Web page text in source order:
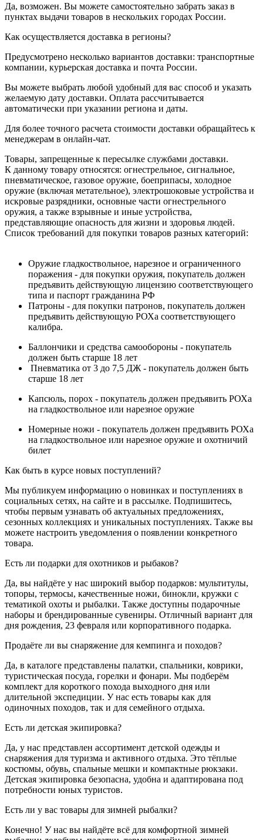
Да, возможен. Вы можете самостоятельно забрать заказ в
пунктах выдачи товаров в нескольких городах России.
Как осуществляется доставка в регионы?
Предусмотрено несколько вариантов доставки: транспортные
компании, курьерская доставка и почта России.
Вы можете выбрать любой удобный для вас способ и указать
желаемую дату доставки. Оплата рассчитывается
автоматически при указании региона и даты.
Для более точного расчета стоимости доставки обращайтесь к
менеджерам в онлайн-чат.
Товары, запрещенные к пересылке службами доставки.
К данному товару относятся: огнестрельное, сигнальное,
пневматическое, газовое оружие, боеприпасы, холодное
оружие (включая метательное), электрошоковые устройства и
искровые разрядники, основные части огнестрельного
оружия, а также взрывные и иные устройства,
представляющие опасность для жизни и здоровья людей.
Список требований для покупки товаров разных категорий:
Оружие гладкоствольное, нарезное и ограниченного
поражения - для покупки оружия, покупатель должен
предъявить действующую лицензию соответствующего
типа и паспорт гражданина РФ
Патроны - для покупки патронов, покупатель должен
предъявить действующую РОХа соответствующего
калибра.
Баллончики и средства самообороны - покупатель
должен быть старше 18 лет
Пневматика от 3 до 7,5 ДЖ - покупатель должен быть
старше 18 лет
Капсюль, порох - покупатель должен предъявить РОХа
на гладкоствольное или нарезное оружие
Номерные ножи - покупатель должен предъявить РОХа
на гладкоствольное или нарезное оружие и охотничий
билет
Как быть в курсе новых поступлений?
Мы публикуем информацию о новинках и поступлениях в
социальных сетях, на сайте и в рассылке. Подпишитесь,
чтобы первым узнавать об актуальных предложениях,
сезонных коллекциях и уникальных поступлениях. Также вы
можете настроить уведомления о появлении конкретного
товара.
Есть ли подарки для охотников и рыбаков?
Да, вы найдёте у нас широкий выбор подарков: мультитулы,
топоры, термосы, качественные ножи, бинокли, кружки с
тематикой охоты и рыбалки. Также доступны подарочные
наборы и брендированные сувениры. Отличный вариант для
дня рождения, 23 февраля или корпоративного подарка.
Продаёте ли вы снаряжение для кемпинга и походов?
Да, в каталоге представлены палатки, спальники, коврики,
туристическая посуда, горелки и фонари. Мы подберём
комплект для короткого похода выходного дня или
длительной экспедиции. У нас есть товары как для
одиночных походов, так и для семейного отдыха.
Есть ли детская экипировка?
Да, у нас представлен ассортимент детской одежды и
снаряжения для туризма и активного отдыха. Это тёплые
костюмы, обувь, спальные мешки и компактные рюкзаки.
Детская экипировка безопасна, удобна и адаптирована под
потребности юных туристов.
Есть ли у вас товары для зимней рыбалки?
Конечно! У нас вы найдёте всё для комфортной зимней